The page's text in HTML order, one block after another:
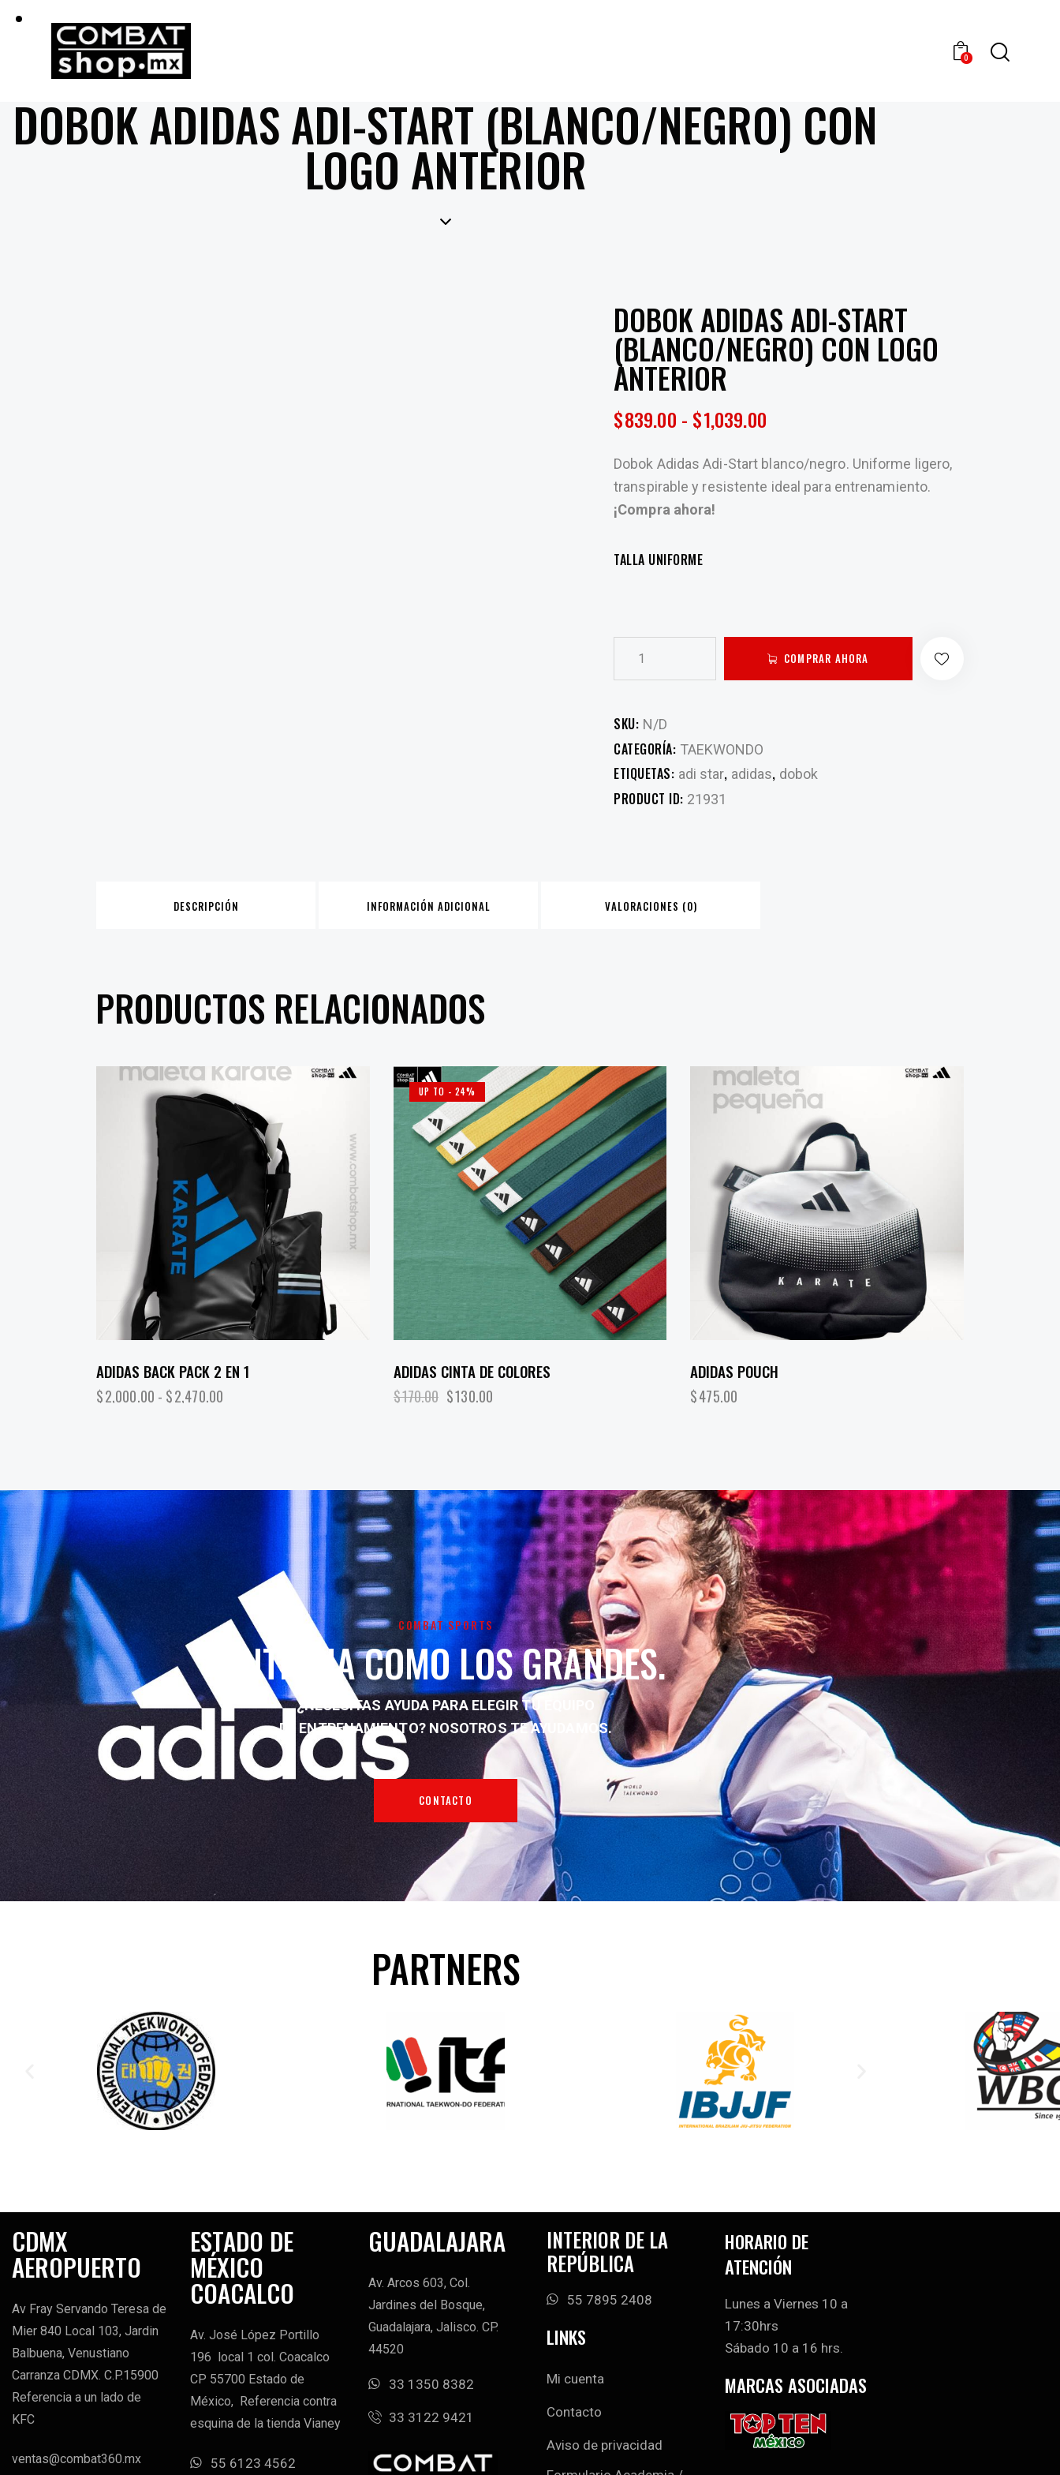
0
DOBOK ADIDAS ADI-START (BLANCO/NEGRO) CON
LOGO ANTERIOR
DOBOK ADIDAS ADI-START
(BLANCO/NEGRO) CON LOGO
ANTERIOR
$839.00 - $1,039.00
Dobok Adidas Adi-Start blanco/negro. Uniforme ligero,
transpirable y resistente ideal para entrenamiento.
¡Compra ahora!
TALLA UNIFORME
COMPRAR AHORA
SKU: N/D
CATEGORÍA: TAEKWONDO
ETIQUETAS: adi star, adidas, dobok
PRODUCT ID: 21931
DESCRIPCIÓN INFORMACIÓN ADICIONAL VALORACIONES (0)
PRODUCTOS RELACIONADOS
ADIDAS BACK PACK 2 EN 1
$2,000.00 - $2,470.00
UP TO - 24%
ADIDAS CINTA DE COLORES
$170.00 $130.00
ADIDAS POUCH
$475.00
COMBAT SPORTS
ENTRENA COMO LOS GRANDES.
¿NECESITAS AYUDA PARA ELEGIR TU EQUIPO
DE ENTRENAMIENTO? NOSOTROS TE AYUDAMOS.
CONTACTO
PARTNERS
CDMX
AEROPUERTO
Av Fray Servando Teresa de
Mier 840 Local 103, Jardin
Balbuena, Venustiano
Carranza CDMX. C.P.15900
Referencia a un lado de
KFC
ventas@combat360.mx
ESTADO DE
MÉXICO
COACALCO
Av. José López Portillo
196 local 1 col. Coacalco
CP 55700 Estado de
México, Referencia contra
esquina de la tienda Vianey
55 6123 4562
GUADALAJARA
Av. Arcos 603, Col.
Jardines del Bosque,
Guadalajara, Jalisco. CP.
44520
33 1350 8382
33 3122 9421
INTERIOR DE LA
REPÚBLICA
55 7895 2408
LINKS
Mi cuenta
Contacto
Aviso de privacidad
HORARIO DE
ATENCIÓN
Lunes a Viernes 10 a
17:30hrs
Sábado 10 a 16 hrs.
MARCAS ASOCIADAS